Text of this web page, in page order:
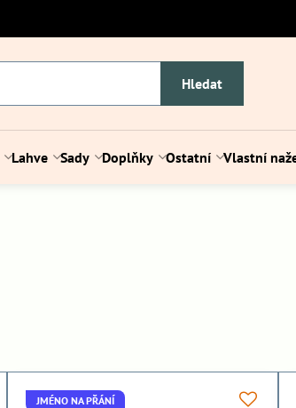
Hledat
Lahve Sady Doplňky Ostatní Vlastní
JMÉNO NA PŘÁNÍ